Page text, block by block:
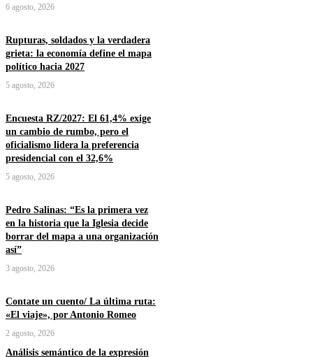
6 agosto, 2026
Rupturas, soldados y la verdadera
grieta: la economía define el mapa
político hacia 2027
5 agosto, 2026
Encuesta RZ/2027: El 61,4% exige
un cambio de rumbo, pero el
oficialismo lidera la preferencia
presidencial con el 32,6%
5 agosto, 2026
Pedro Salinas: “Es la primera vez
en la historia que la Iglesia decide
borrar del mapa a una organización
así”
3 agosto, 2026
Contate un cuento/ La última ruta:
«El viaje», por Antonio Romeo
2 agosto, 2026
Análisis semántico de la expresión